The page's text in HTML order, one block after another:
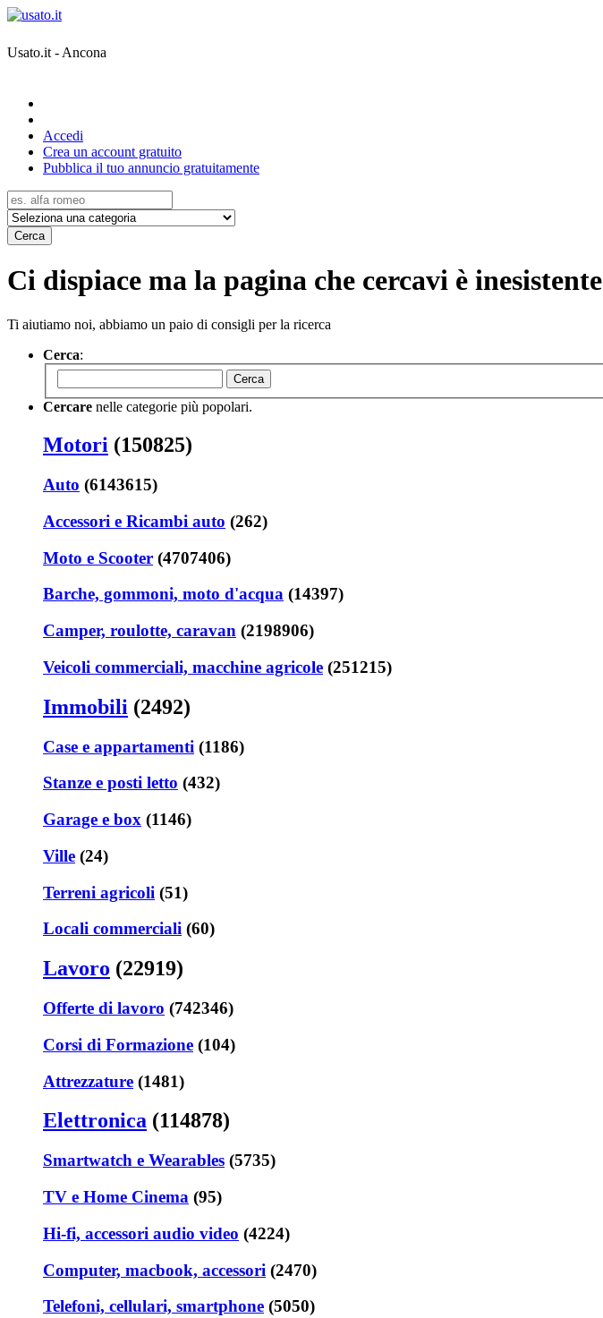
Usato.it - Ancona
Accedi
Crea un account gratuito
Pubblica il tuo annuncio gratuitamente
Cerca
Ci dispiace ma la pagina che cercavi è inesistente
Ti aiutiamo noi, abbiamo un paio di consigli per la ricerca
Cerca:
Cerca
Cercare nelle categorie più popolari.
Motori (150825)
Auto (6143615)
Accessori e Ricambi auto (262)
Moto e Scooter (4707406)
Barche, gommoni, moto d'acqua (14397)
Camper, roulotte, caravan (2198906)
Veicoli commerciali, macchine agricole (251215)
Immobili (2492)
Case e appartamenti (1186)
Stanze e posti letto (432)
Garage e box (1146)
Ville (24)
Terreni agricoli (51)
Locali commerciali (60)
Lavoro (22919)
Offerte di lavoro (742346)
Corsi di Formazione (104)
Attrezzature (1481)
Elettronica (114878)
Smartwatch e Wearables (5735)
TV e Home Cinema (95)
Hi-fi, accessori audio video (4224)
Computer, macbook, accessori (2470)
Telefoni, cellulari, smartphone (5050)